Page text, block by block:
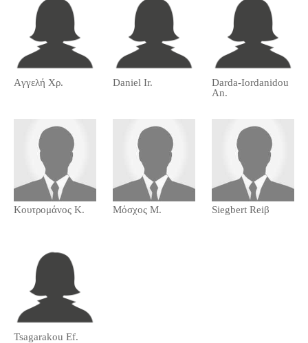
Aγγελή Χρ. Daniel Ir.
Darda-Iordanidou
An.
Kουτρομάνος Κ. Mόσχος Μ. Siegbert Reiβ
Tsagarakou Ef.